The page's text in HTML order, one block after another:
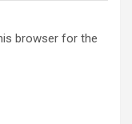
browser for the